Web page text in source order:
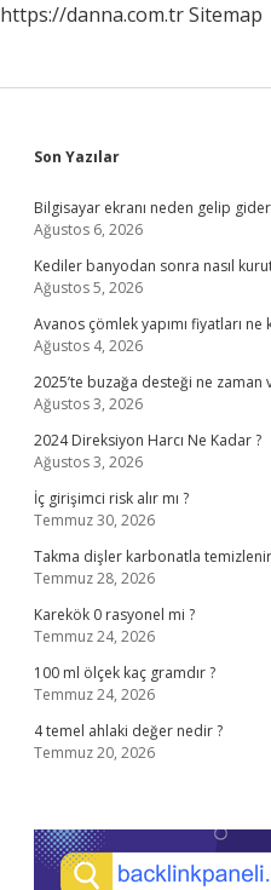
https://danna.com.trSitemap
Sidebar
Son Yazılar
Bilgisayar ekranı neden gelip
Ağustos 6, 2026
Kediler banyodan sonra nasıl
Ağustos 5, 2026
Avanos çömlek yapımı fiyatları ne
Ağustos 4, 2026
2025’te buzağa desteği ne zaman
Ağustos 3, 2026
2024 Direksiyon Harcı Ne Kadar ?
Ağustos 3, 2026
İç girişimci risk alır mı ?
Temmuz 30, 2026
Takma dişler karbonatla
Temmuz 28, 2026
Karekök 0 rasyonel mi ?
Temmuz 24, 2026
100 ml ölçek kaç gramdır ?
Temmuz 24, 2026
4 temel ahlaki değer nedir ?
Temmuz 20, 2026